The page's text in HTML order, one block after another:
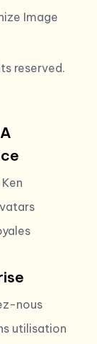
Image
reserved.
nous
utilisation